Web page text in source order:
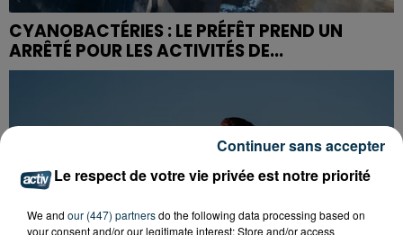
CYANOBACTÉRIES : LE PRÉFÊT PREND UN
ARRÊTÉ POUR LES ACTIVITÉS DE...
Le respect de votre vie privée est notre priorité
We and our (447) partnersdo the following data processing based on
your consent and/or our legitimate interest: Store and/or access
Continuer sans accepter